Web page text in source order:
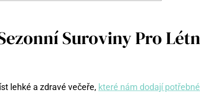
Suroviny Pro
lehké a zdravé večeře, které nám dodají